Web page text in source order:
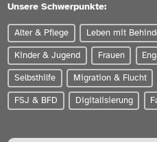
Unsere Schwerpunkte:
Alter & Pflege Leben mit
Kinder & Jugend Frauen
Selbsthilfe Migration & Flucht
FSJ & BFD Digitalisierung